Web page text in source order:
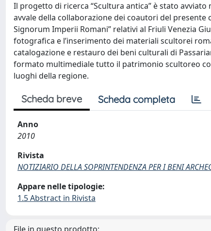
Il progetto di ricerca “Scultura antica” è stato
avvale della collaborazione dei coautori del
Signorum Imperii Romani” relativi al Friuli Venezia
fotografica e l’inserimento dei materiali scultorei
catalogazione e restauro dei beni culturali di
formato multimediale tutto il patrimonio scultoreo
luoghi della regione.
Scheda breve Scheda completa
Anno
2010
Rivista
NOTIZIARIO DELLA SOPRINTENDENZA PER I BENI
Appare nelle tipologie:
1.5 Abstract in Rivista